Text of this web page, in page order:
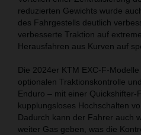
reduzierten Gewichts wurde
des Fahrgestells deutlich
verbesserte Traktion auf
Herausfahren aus Kurven auf
Die 2024er KTM EXC-F-
optionalen Traktionskontrolle
Enduro – mit einer
kupplungsloses Hochschalten
Dadurch kann der Fahrer auch
weiter Gas geben, was die